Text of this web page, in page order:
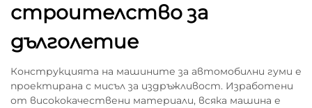
строителство за
дълголетие
Конструкцията на машините за автомобилни гуми е
проектирана с мисъл за издръжливост. Изработени
от висококачествени материали, всяка машина е